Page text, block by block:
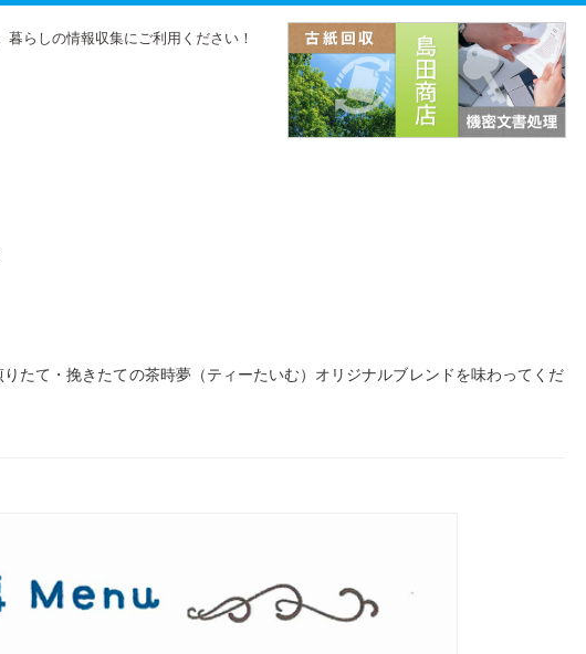
らしの情報収集にご利用ください！
たて・挽きたての茶時夢（ティーたいむ）オリジナルブレンドを味わってくだ